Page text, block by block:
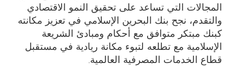
المجالات التي تساعد على تحقيق النمو الاقتصادي
والتقدم، نجح بنك البحرين الإسلامي في تعزيز مكانته
كبنك مبتكر متوافق مع أحكام ومبادئ الشريعة
الإسلامية مع تطلعه لتبوء مكانة ريادية في مستقبل
قطاع الخدمات المصرفية العالمية.